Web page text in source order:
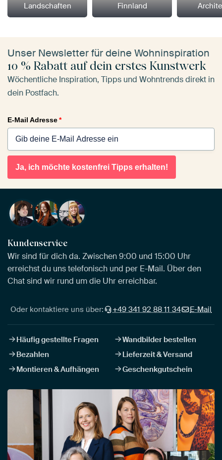
Landschaften Finnland
Unser Newsletter für deine Wohninspiration
10 % Rabatt auf dein erstes Kunstwerk
Wöchentliche Inspiration, Tipps und Wohntrends direkt in
dein Postfach.
E-Mail Adresse*
Ja, ich möchte kostenfrei Tipps erhalten!
Kundenservice
Wir sind für dich da. Zwischen 9:00 und 15:00 Uhr
erreichst du uns telefonisch und per E-Mail. Über den
Chat sind wir rund um die Uhr erreichbar.
Oder kontaktiere uns über: +49 341 92 88 11 34 E-Mail
Häufig gestellte Fragen
Wandbilder bestellen
Bezahlen
Lieferzeit & Versand
Montieren & Aufhängen
Geschenkgutschein